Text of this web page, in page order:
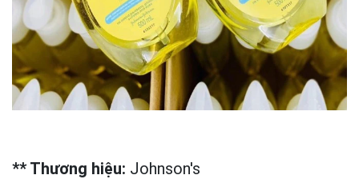
** Thương hiệu: Johnson's